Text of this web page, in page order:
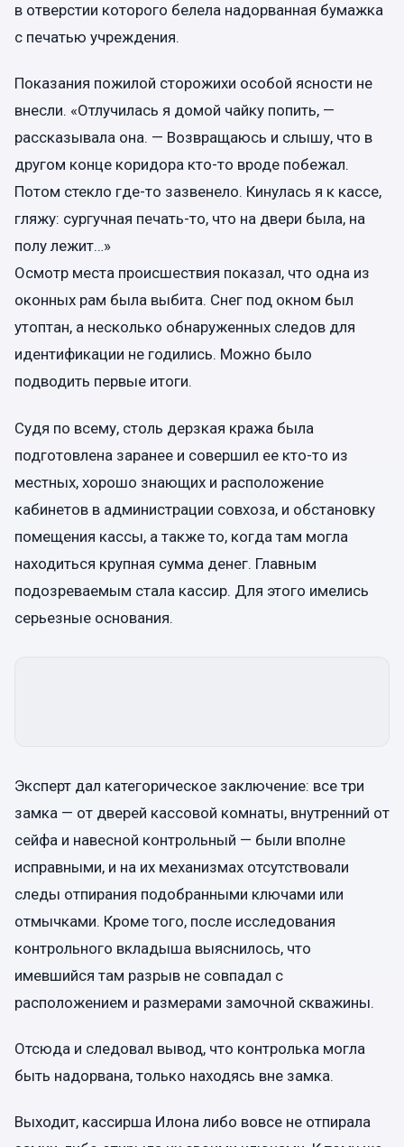
в отверстии которого белела надорванная бумажка
с печатью учреждения.
Показания пожилой сторожихи особой ясности не
внесли. «Отлучилась я домой чайку попить, —
рассказывала она. — Возвращаюсь и слышу, что в
другом конце коридора кто-то вроде побежал.
Потом стекло где-то зазвенело. Кинулась я к кассе,
гляжу: сургучная печать-то, что на двери была, на
полу лежит…»
Осмотр места происшествия показал, что одна из
оконных рам была выбита. Снег под окном был
утоптан, а несколько обнаруженных следов для
идентификации не годились. Можно было
подводить первые итоги.
Судя по всему, столь дерзкая кража была
подготовлена заранее и совершил ее кто-то из
местных, хорошо знающих и расположение
кабинетов в администрации совхоза, и обстановку
помещения кассы, а также то, когда там могла
находиться крупная сумма денег. Главным
подозреваемым стала кассир. Для этого имелись
серьезные основания.
Эксперт дал категорическое заключение: все три
замка — от дверей кассовой комнаты, внутренний от
сейфа и навесной контрольный — были вполне
исправными, и на их механизмах отсутствовали
следы отпирания подобранными ключами или
отмычками. Кроме того, после исследования
контрольного вкладыша выяснилось, что
имевшийся там разрыв не совпадал с
расположением и размерами замочной скважины.
Отсюда и следовал вывод, что контролька могла
быть надорвана, только находясь вне замка.
Выходит, кассирша Илона либо вовсе не отпирала